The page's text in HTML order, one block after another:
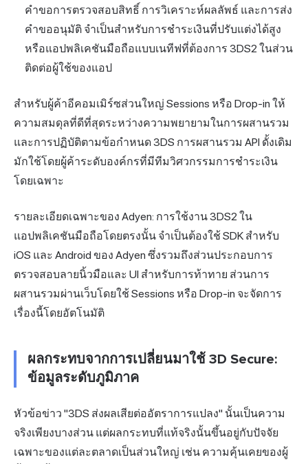
คำขอการตรวจสอบสิทธิ์ การวิเคราะห์ผลลัพธ์ และการส่ง
คำขออนุมัติ จำเป็นสำหรับการชำระเงินที่ปรับแต่งได้สูง
หรือแอปพลิเคชันมือถือแบบเนทีฟที่ต้องการ 3DS2 ในส่วน
ติดต่อผู้ใช้ของแอป
สำหรับผู้ค้าอีคอมเมิร์ซส่วนใหญ่ Sessions หรือ Drop-in ให้
ความสมดุลที่ดีที่สุดระหว่างความพยายามในการผสานรวม
และการปฏิบัติตามข้อกำหนด 3DS การผสานรวม API ดั้งเดิม
มักใช้โดยผู้ค้าระดับองค์กรที่มีทีมวิศวกรรมการชำระเงิน
โดยเฉพาะ
รายละเอียดเฉพาะของ Adyen: การใช้งาน 3DS2 ใน
แอปพลิเคชันมือถือโดยตรงนั้น จำเป็นต้องใช้ SDK สำหรับ
iOS และ Android ของ Adyen ซึ่งรวมถึงส่วนประกอบการ
ตรวจสอบลายนิ้วมือและ UI สำหรับการท้าทาย ส่วนการ
ผสานรวมผ่านเว็บโดยใช้ Sessions หรือ Drop-in จะจัดการ
เรื่องนี้โดยอัตโนมัติ
ผลกระทบจากการเปลี่ยนมาใช้ 3D Secure:
ข้อมูลระดับภูมิภาค
หัวข้อข่าว "3DS ส่งผลเสียต่ออัตราการแปลง" นั้นเป็นความ
จริงเพียงบางส่วน แต่ผลกระทบที่แท้จริงนั้นขึ้นอยู่กับปัจจัย
เฉพาะของแต่ละตลาดเป็นส่วนใหญ่ เช่น ความคุ้นเคยของผู้